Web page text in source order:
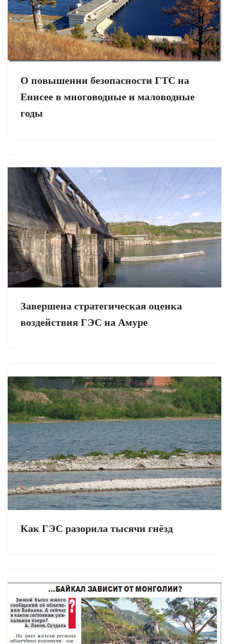
О повышении безопасности ГТС на
Енисее в многоводные и маловодные
годы
Завершена стратегическая оценка
воздействия ГЭС на Амуре
Как ГЭС разорила тысячи гнёзд